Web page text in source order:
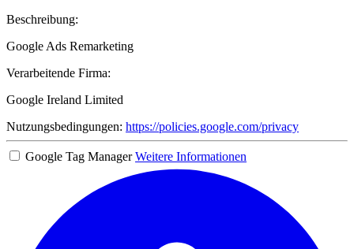
Beschreibung:
Google Ads Remarketing
Verarbeitende Firma:
Google Ireland Limited
Nutzungsbedingungen: https://policies.google.com/privacy
Google Tag Manager Weitere Informationen